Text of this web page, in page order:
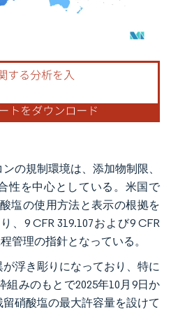
はCC BY 4.0の表示が必要です。
の規制環境は、添加物制限、
性を中心としている。米国で
酸塩の使用方法と表示の根拠を
、9 CFR 319.107および9 CFR
管理の指針となっている。
浮き彫りになっており、特に
組みのもとで2025年10月9日か
硝酸塩の最大許容量を設けて